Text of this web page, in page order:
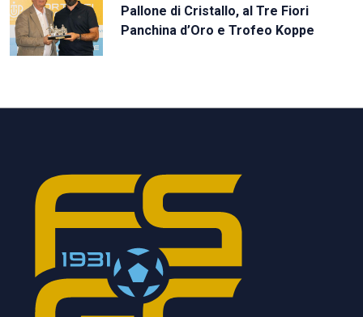
Pallone di Cristallo, al Tre Fiori
Panchina d’Oro e Trofeo Koppe